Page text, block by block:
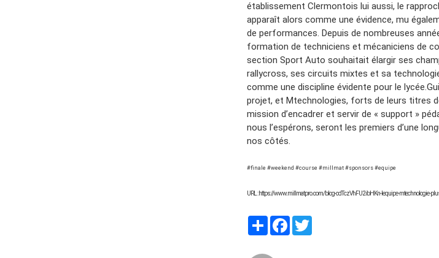
établissement Clermontois lui aussi, le
apparaît alors comme une évidence, mu
de performances. Depuis de nombreuses
formation de techniciens et mécaniciens de
section Sport Auto souhaitait élargir ses
rallycross, ses circuits mixtes et sa
comme une discipline évidente pour le
projet, et Mtechnologies, forts de leurs titres
mission d’encadrer et servir de « support »
nous l’espérons, seront les premiers d’une
nos côtés.
#finale #weekend #course #millmat #sponsors #equipe
URL : https://www.millmatpro.com/blog-cdTczVhFU2ibHKn-lequipe-mtechnologie-
PartagerFacebook